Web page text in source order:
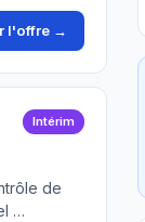
l'offre →
Intérim
de
…